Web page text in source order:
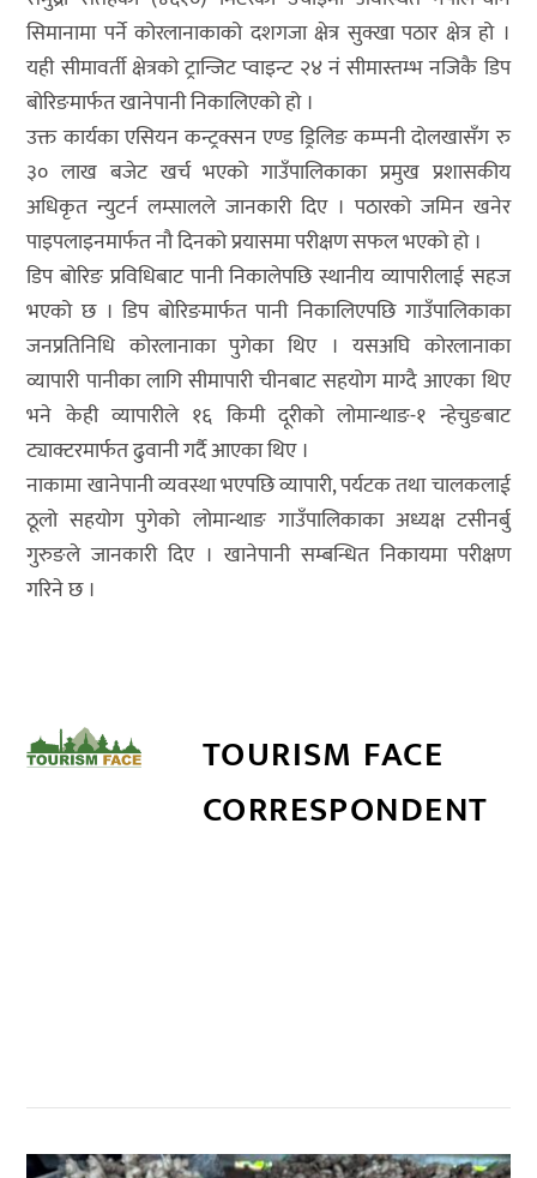
सिमानामा पर्ने कोरलानाकाको दशगजा क्षेत्र सुक्खा पठार क्षेत्र हो ।
यही सीमावर्ती क्षेत्रको ट्रान्जिट प्वाइन्ट २४ नं सीमास्तम्भ नजिकै डिप
बोरिङमार्फत खानेपानी निकालिएको हो ।
उक्त कार्यका एसियन कन्ट्रक्सन एण्ड ड्रिलिङ कम्पनी दोलखासँग रु
३० लाख बजेट खर्च भएको गाउँपालिकाका प्रमुख प्रशासकीय
अधिकृत न्युटर्न लम्सालले जानकारी दिए । पठारको जमिन खनेर
पाइपलाइनमार्फत नौ दिनको प्रयासमा परीक्षण सफल भएको हो ।
डिप बोरिङ प्रविधिबाट पानी निकालेपछि स्थानीय व्यापारीलाई सहज
भएको छ । डिप बोरिङमार्फत पानी निकालिएपछि गाउँपालिकाका
जनप्रतिनिधि कोरलानाका पुगेका थिए । यसअघि कोरलानाका
व्यापारी पानीका लागि सीमापारी चीनबाट सहयोग माग्दै आएका थिए
भने केही व्यापारीले १६ किमी दूरीको लोमान्थाङ-१ न्हेचुङबाट
ट्याक्टरमार्फत ढुवानी गर्दै आएका थिए ।
नाकामा खानेपानी व्यवस्था भएपछि व्यापारी, पर्यटक तथा चालकलाई
ठूलो सहयोग पुगेको लोमान्थाङ गाउँपालिकाका अध्यक्ष टसीनर्बु
गुरुङले जानकारी दिए । खानेपानी सम्बन्धित निकायमा परीक्षण
गरिने छ ।
TOURISM FACE
CORRESPONDENT
,